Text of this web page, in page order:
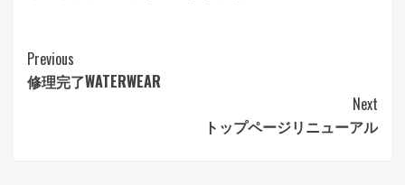
Post
Navigation
Previous
修理完了WATERWEAR
Next
トップページリニューアル